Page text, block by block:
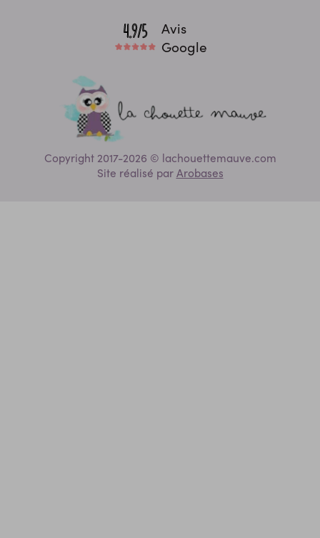
Avis
Google
Copyright 2017-2026 © lachouettemauve.com
Site réalisé parArobases